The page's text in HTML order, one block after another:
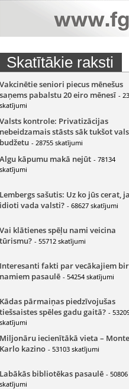
Skatītākie raksti
Vakcinētie seniori piecus mēnešus
saņems pabalstu 20 eiro mēnesī -
skatījumi
Valsts kontrole: Privatizācijas
nebeidzamais stāsts sāk tukšot
budžetu - 28755 skatījumi
Algu kāpumu makā nejūt - 78134
skatījumi
Lembergs sašutis: Uz ko jūs cerat, ja
idioti vada valsti? - 68627 skatījumi
Vai klātienes spēļu nami veicina
tūrismu? - 55712 skatījumi
Interesanti fakti par vecākajiem
namiem pasaulē - 54254 skatījumi
Kādas pārmaiņas piedzīvojušas
tiešsaistes spēles gadu gaitā? -
skatījumi
Miljonāru iecienītākā vieta – Monte
Karlo kazino - 53103 skatījumi
Labākās bibliotēkas pasaulē - 50806
skatījumi